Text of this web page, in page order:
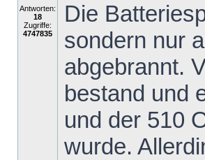
Antworten:
18
Zugriffe:
4747835
Die
sondern nur
abgebrannt.
bestand und
und der 510
wurde.